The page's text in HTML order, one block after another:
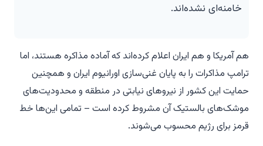
خامنه‌ای نشده‌اند.
هم آمریکا و هم ایران اعلام کرده‌اند که آماده مذاکره هستند، اما
ترامپ مذاکرات را به پایان غنی‌سازی اورانیوم ایران و همچنین
حمایت این کشور از نیروهای نیابتی در منطقه و محدودیت‌های
موشک‌های بالستیک آن مشروط کرده است – تمامی این‌ها خط
قرمز برای رژیم محسوب می‌شوند.